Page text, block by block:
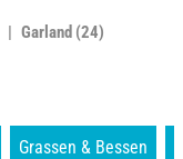
Garland (24)
Grassen & Bessen